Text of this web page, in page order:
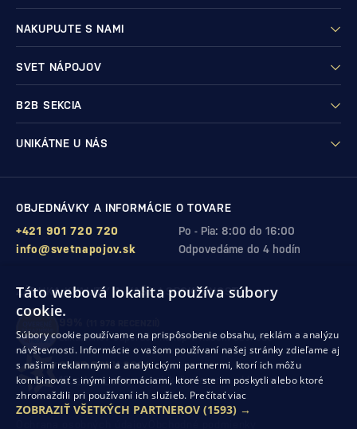
NAKUPUJTE S NAMI
SVET NÁPOJOV
B2B SEKCIA
UNIKÁTNE U NÁS
OBJEDNÁVKY A INFORMÁCIE O TOVARE
Po - Pia: 8:00 do 16:00
+421 901 720 720
Odpovedáme do 4 hodín
info@svetnapojov.sk
ZÁRUKA KVALITY A VAŠEJ SPOKOJNOSTI
zákazníkov odporúča nákup v našom obchode
SHOP ROKU 2024
10. rok po sebesme získali ocenenie od Heureka
Táto webová lokalita používa súbory
cookie.
Súbory cookie používame na prispôsobenie obsahu, reklám a analýzu
návštevnosti. Informácie o vašom používaní našej stránky zdieľame aj
s našimi reklamnými a analytickými partnermi, ktorí ich môžu
kombinovať s inými informáciami, ktoré ste im poskytli alebo ktoré
zhromaždili pri používaní ich služieb. Prečítať viac
ZOBRAZIŤ VŠETKÝCH PARTNEROV (1593) →